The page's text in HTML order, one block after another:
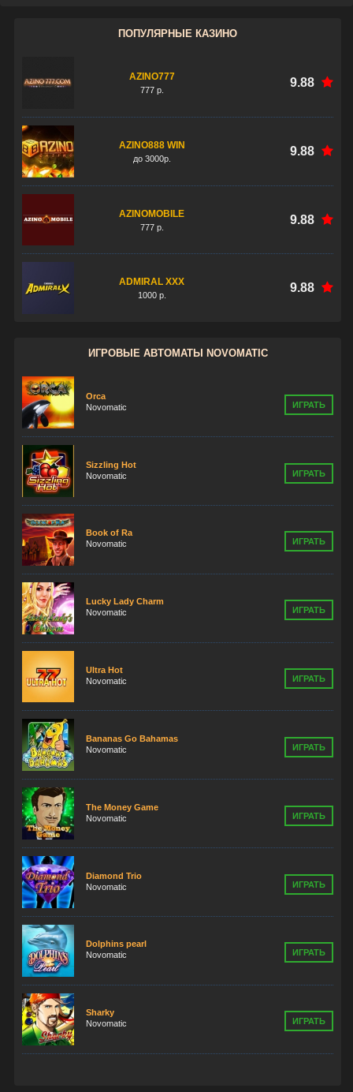
ПОПУЛЯРНЫЕ КАЗИНО
AZINO777
777 р.
9.88
AZINO888 WIN
до 3000р.
9.88
AZINOMOBILE
777 р.
9.88
ADMIRAL XXX
1000 р.
9.88
ИГРОВЫЕ АВТОМАТЫ NOVOMATIC
Orca
Novomatic
ИГРАТЬ
Sizzling Hot
Novomatic
ИГРАТЬ
Book of Ra
Novomatic
ИГРАТЬ
Lucky Lady Charm
Novomatic
ИГРАТЬ
Ultra Hot
Novomatic
ИГРАТЬ
Bananas Go Bahamas
Novomatic
ИГРАТЬ
The Money Game
Novomatic
ИГРАТЬ
Diamond Trio
Novomatic
ИГРАТЬ
Dolphins pearl
Novomatic
ИГРАТЬ
Sharky
Novomatic
ИГРАТЬ